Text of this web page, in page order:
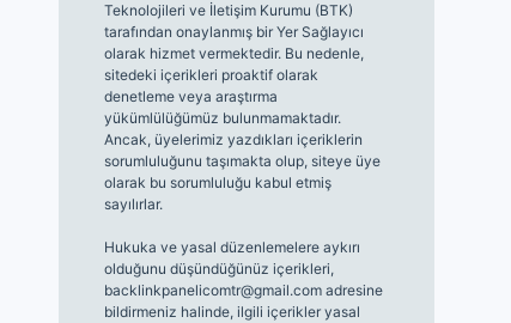
Teknolojileri ve İletişim Kurumu (BTK)
tarafından onaylanmış bir Yer Sağlayıcı
olarak hizmet vermektedir. Bu nedenle,
sitedeki içerikleri proaktif olarak
denetleme veya araştırma
yükümlülüğümüz bulunmamaktadır.
Ancak, üyelerimiz yazdıkları içeriklerin
sorumluluğunu taşımakta olup, siteye üye
olarak bu sorumluluğu kabul etmiş
sayılırlar.
Hukuka ve yasal düzenlemelere aykırı
olduğunu düşündüğünüz içerikleri,
backlinkpanelicomtr@gmail.comadresine
bildirmeniz halinde, ilgili içerikler yasal